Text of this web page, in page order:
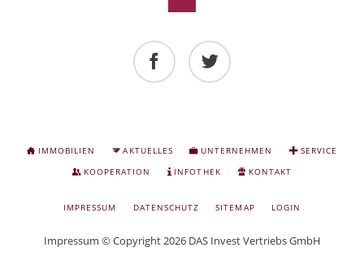
NAVIGATION
ÜBERSPRINGEN
IMMOBILIEN AKTUELLES UNTERNEHMEN
SERVICE
KOOPERATION
INFOTHEK KONTAKT
NAVIGATION
IMPRESSUM DATENSCHUTZ SITEMAP LOGIN
Impressum © Copyright 2026 DAS Invest Vertriebs GmbH